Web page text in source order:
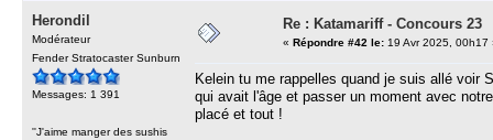
Herondil
Modérateur
Fender Stratocaster Sunburn
Messages: 1 391
''J'aime manger des sushis
Re : Katamariff - Concours 23
« Répondre #42 le: 19 Avr 2025, 00h17
Kelein tu me rappelles quand je suis allé voir
qui avait l'âge et passer un moment avec
placé et tout !